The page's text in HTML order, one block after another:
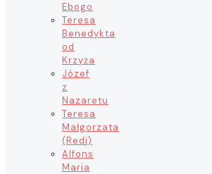
Ebogo
Teresa
Benedykta
od
Krzyża
Józef
z
Nazaretu
Teresa
Małgorzata
(Redi)
Alfons
Maria